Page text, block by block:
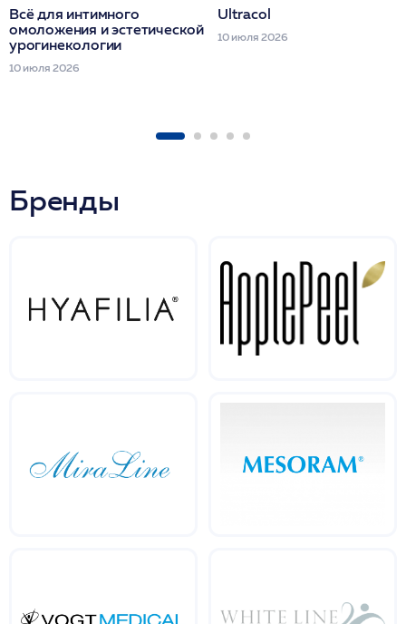
Всё для интимного
омоложения и эстетической
урогинекологии
10 июля 2026
Ultracol
10 июля 2026
Бренды